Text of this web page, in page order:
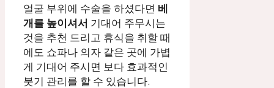
얼굴 부위에 수술을 하셨다면 베
개를 높이셔서 기대어 주무시는
것을 추천 드리고 휴식을 취할 때
에도 쇼파나 의자 같은 곳에 가볍
게 기대어 주시면 보다 효과적인
붓기 관리를 할 수 있습니다.